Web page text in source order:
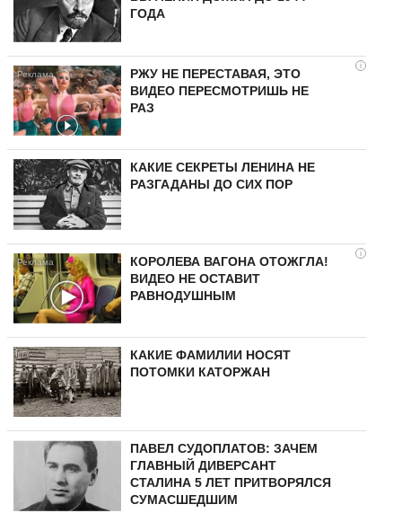
ГОДА
i
РЖУ НЕ ПЕРЕСТАВАЯ, ЭТО
ВИДЕО ПЕРЕСМОТРИШЬ НЕ
РАЗ
КАКИЕ СЕКРЕТЫ ЛЕНИНА НЕ
РАЗГАДАНЫ ДО СИХ ПОР
i
КОРОЛЕВА ВАГОНА ОТОЖГЛА!
ВИДЕО НЕ ОСТАВИТ
РАВНОДУШНЫМ
КАКИЕ ФАМИЛИИ НОСЯТ
ПОТОМКИ КАТОРЖАН
ПАВЕЛ СУДОПЛАТОВ: ЗАЧЕМ
ГЛАВНЫЙ ДИВЕРСАНТ
СТАЛИНА 5 ЛЕТ ПРИТВОРЯЛСЯ
СУМАСШЕДШИМ